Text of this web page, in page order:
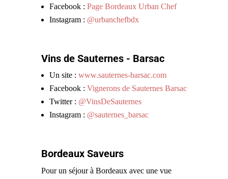
Facebook : Page Bordeaux Urban Chef
Instagram : @urbanchefbdx
Vins de Sauternes - Barsac
Un site : www.sauternes-barsac.com
Facebook : Vignerons de Sauternes Barsac
Twitter : @VinsDeSauternes
Instagram : @sauternes_barsac
Bordeaux Saveurs
Pour un séjour à Bordeaux avec une vue